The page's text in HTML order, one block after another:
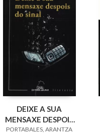
DEIXE A SUA
MENSAXE DESPOIS
DO
PORTABALES, ARANTZA